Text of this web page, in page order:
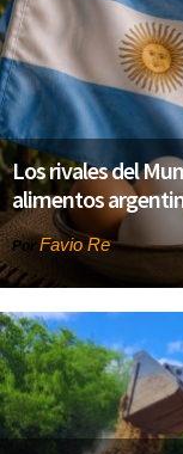
Los rivales del
alimentos
Por Favio Re